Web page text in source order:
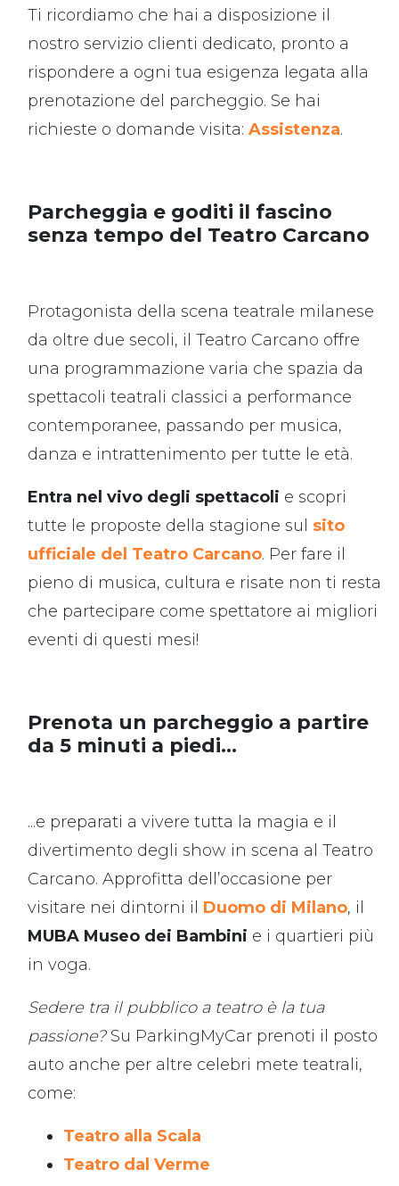
Ti ricordiamo che hai a disposizione il
nostro servizio clienti dedicato, pronto a
rispondere a ogni tua esigenza legata alla
prenotazione del parcheggio. Se hai
richieste o domande visita: Assistenza.
Parcheggia e goditi il fascino
senza tempo del Teatro Carcano
Protagonista della scena teatrale milanese
da oltre due secoli, il Teatro Carcano offre
una programmazione varia che spazia da
spettacoli teatrali classici a performance
contemporanee, passando per musica,
danza e intrattenimento per tutte le età.
Entra nel vivo degli spettacoli e scopri
tutte le proposte della stagione sul sito
ufficiale del Teatro Carcano. Per fare il
pieno di musica, cultura e risate non ti resta
che partecipare come spettatore ai migliori
eventi di questi mesi!
Prenota un parcheggio a partire
da 5 minuti a piedi...
...e preparati a vivere tutta la magia e il
divertimento degli show in scena al Teatro
Carcano. Approfitta dell’occasione per
visitare nei dintorni il Duomo di Milano, il
MUBA Museo dei Bambini e i quartieri più
in voga.
Sedere tra il pubblico a teatro è la tua
passione?Su ParkingMyCar prenoti il posto
auto anche per altre celebri mete teatrali,
come:
Teatro alla Scala
Teatro dal Verme